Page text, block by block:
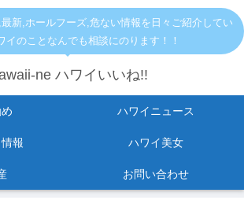
新,ホールフーズ,危ない情報を日々ご紹介してい
イのことなんでも相談にのります！！
ne ハワイいいね!!
ハワイニュース
報 ハワイ美女
お問い合わせ